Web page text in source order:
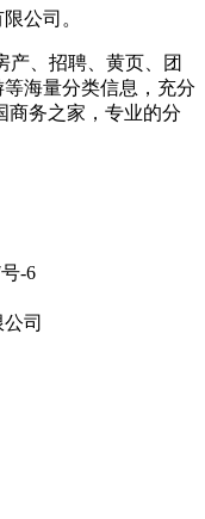
公司。
产、招聘、黄页、团
海量分类信息，充分
商务之家，专业的分
-6
司